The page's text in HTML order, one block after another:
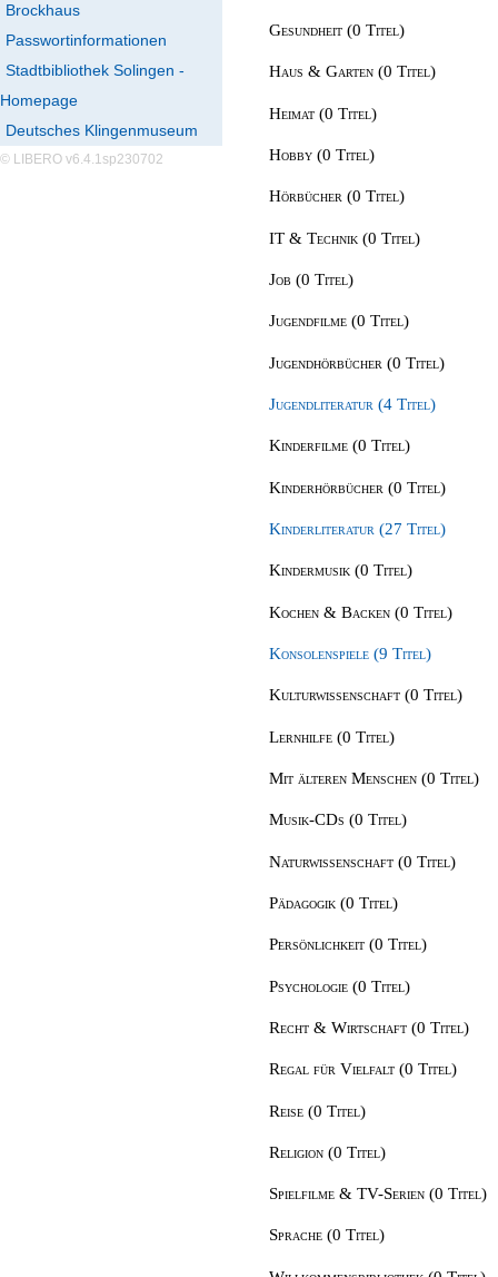
Brockhaus
Passwortinformationen
Stadtbibliothek Solingen -
Homepage
Deutsches Klingenmuseum
© LIBERO v6.4.1sp230702
Gesundheit (0 Titel)
Haus & Garten (0 Titel)
Heimat (0 Titel)
Hobby (0 Titel)
Hörbücher (0 Titel)
IT & Technik (0 Titel)
Job (0 Titel)
Jugendfilme (0 Titel)
Jugendhörbücher (0 Titel)
Jugendliteratur (4 Titel)
Kinderfilme (0 Titel)
Kinderhörbücher (0 Titel)
Kinderliteratur (27 Titel)
Kindermusik (0 Titel)
Kochen & Backen (0 Titel)
Konsolenspiele (9 Titel)
Kulturwissenschaft (0 Titel)
Lernhilfe (0 Titel)
Mit älteren Menschen (0 Titel)
Musik-CDs (0 Titel)
Naturwissenschaft (0 Titel)
Pädagogik (0 Titel)
Persönlichkeit (0 Titel)
Psychologie (0 Titel)
Recht & Wirtschaft (0 Titel)
Regal für Vielfalt (0 Titel)
Reise (0 Titel)
Religion (0 Titel)
Spielfilme & TV-Serien (0 Titel)
Sprache (0 Titel)